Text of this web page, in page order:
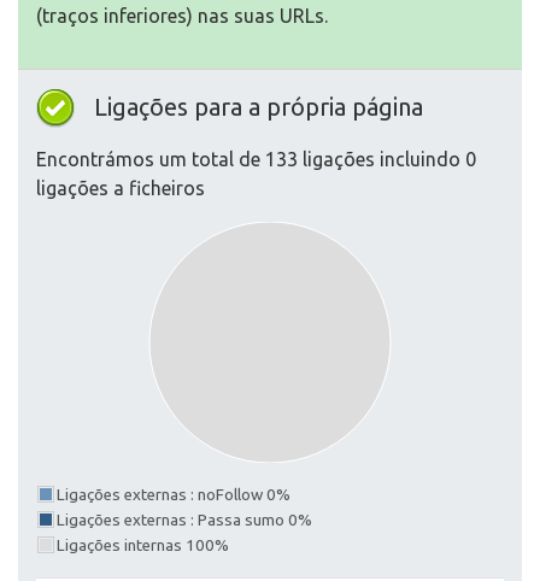
(traços inferiores) nas suas URLs.
Ligações para a própria página
Encontrámos um total de 133 ligações incluindo 0
ligações a ficheiros
Ligações externas : noFollow 0%
Ligações externas : Passa sumo 0%
Ligações internas 100%